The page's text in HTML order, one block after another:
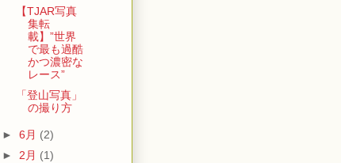
【TJAR写真
集転
載】”世界
で最も過酷
かつ濃密な
レース”
「登山写真」
の撮り方
► 6月 (2)
► 2月 (1)